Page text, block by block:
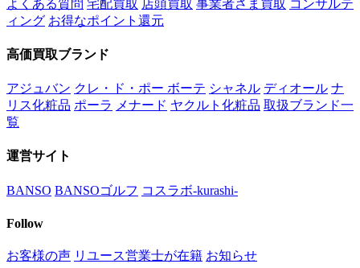
よくある質問 宅配買取 店頭買取 事業者さま買取 コンサルテ
ィング お得なポイント還元
高価買取ブランド
アジュバン クレ・ド・ポー ボーテ シャネル ディオール ナ
リス化粧品 ポーラ メナード ヤクルト化粧品 取扱ブランド一
覧
運営サイト
BANSO BANSOゴルフ コスラボ-kurashi-
Follow
お客様の声 リユース営業士が在籍 お知らせ